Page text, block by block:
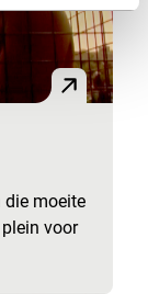
die moeite
voor